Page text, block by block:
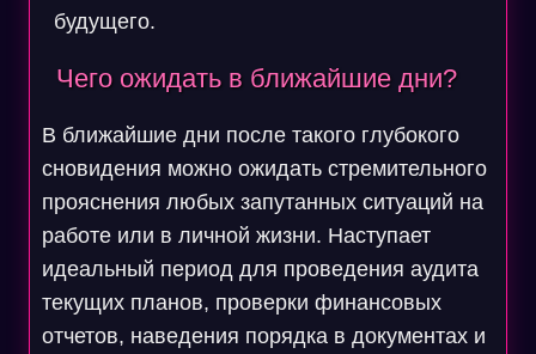
будущего.
Чего ожидать в ближайшие дни?
В ближайшие дни после такого глубокого
сновидения можно ожидать стремительного
прояснения любых запутанных ситуаций на
работе или в личной жизни. Наступает
идеальный период для проведения аудита
текущих планов, проверки финансовых
отчетов, наведения порядка в документах и